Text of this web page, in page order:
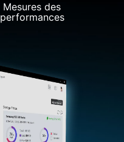
Mesures des
performances